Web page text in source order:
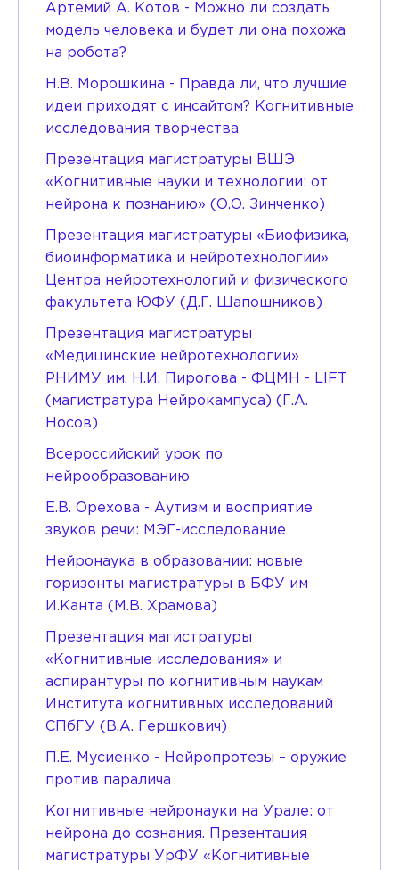
Артемий А. Котов - Можно ли создать
модель человека и будет ли она похожа
на робота?
Н.В. Морошкина - Правда ли, что лучшие
идеи приходят с инсайтом? Когнитивные
исследования творчества
Презентация магистратуры ВШЭ
«Когнитивные науки и технологии: от
нейрона к познанию» (О.О. Зинченко)
Презентация магистратуры «Биофизика,
биоинформатика и нейротехнологии»
Центра нейротехнологий и физического
факультета ЮФУ (Д.Г. Шапошников)
Презентация магистратуры
«Медицинские нейротехнологии»
РНИМУ им. Н.И. Пирогова - ФЦМН - LIFT
(магистратура Нейрокампуса) (Г.А.
Носов)
Всероссийский урок по
нейрообразованию
Е.В. Орехова - Аутизм и восприятие
звуков речи: МЭГ-исследование
Нейронаука в образовании: новые
горизонты магистратуры в БФУ им
И.Канта (М.В. Храмова)
Презентация магистратуры
«Когнитивные исследования» и
аспирантуры по когнитивным наукам
Института когнитивных исследований
СПбГУ (В.А. Гершкович)
П.Е. Мусиенко - Нейропротезы – оружие
против паралича
Когнитивные нейронауки на Урале: от
нейрона до сознания. Презентация
магистратуры УрФУ «Когнитивные